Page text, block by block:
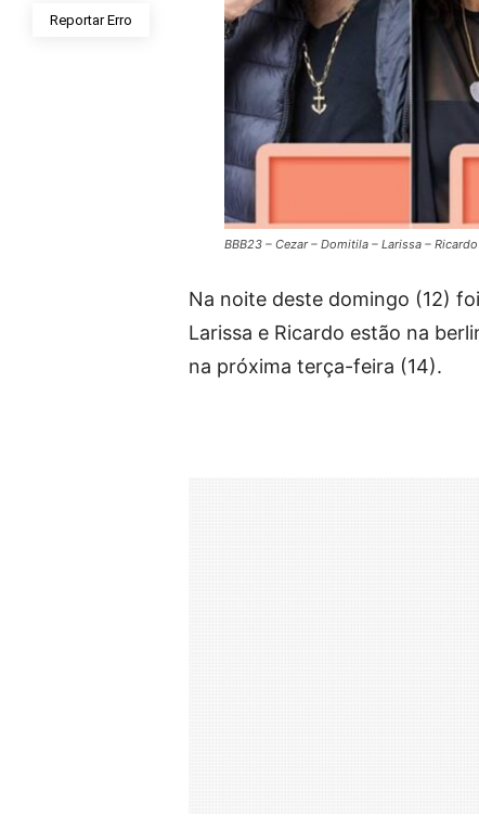
Reportar Erro
BBB23 – Cezar – Domitila – Larissa –
Na noite deste domingo (12)
Larissa e Ricardo estão na
na próxima terça-feira (14).